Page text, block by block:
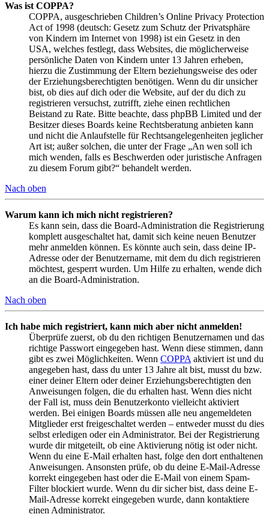
Was ist COPPA?
COPPA, ausgeschrieben Children’s Online Privacy Protection
Act of 1998 (deutsch: Gesetz zum Schutz der Privatsphäre
von Kindern im Internet von 1998) ist ein Gesetz in den
USA, welches festlegt, dass Websites, die möglicherweise
persönliche Daten von Kindern unter 13 Jahren erheben,
hierzu die Zustimmung der Eltern beziehungsweise des oder
der Erziehungsberechtigten benötigen. Wenn du dir unsicher
bist, ob dies auf dich oder die Website, auf der du dich zu
registrieren versuchst, zutrifft, ziehe einen rechtlichen
Beistand zu Rate. Bitte beachte, dass phpBB Limited und der
Besitzer dieses Boards keine Rechtsberatung anbieten kann
und nicht die Anlaufstelle für Rechtsangelegenheiten jeglicher
Art ist; außer solchen, die unter der Frage „An wen soll ich
mich wenden, falls es Beschwerden oder juristische Anfragen
zu diesem Forum gibt?“ behandelt werden.
Nach oben
Warum kann ich mich nicht registrieren?
Es kann sein, dass die Board-Administration die Registrierung
komplett ausgeschaltet hat, damit sich keine neuen Benutzer
mehr anmelden können. Es könnte auch sein, dass deine IP-
Adresse oder der Benutzername, mit dem du dich registrieren
möchtest, gesperrt wurden. Um Hilfe zu erhalten, wende dich
an die Board-Administration.
Nach oben
Ich habe mich registriert, kann mich aber nicht anmelden!
Überprüfe zuerst, ob du den richtigen Benutzernamen und das
richtige Passwort eingegeben hast. Wenn diese stimmen, dann
gibt es zwei Möglichkeiten. Wenn COPPA aktiviert ist und du
angegeben hast, dass du unter 13 Jahre alt bist, musst du bzw.
einer deiner Eltern oder deiner Erziehungsberechtigten den
Anweisungen folgen, die du erhalten hast. Wenn dies nicht
der Fall ist, muss dein Benutzerkonto vielleicht aktiviert
werden. Bei einigen Boards müssen alle neu angemeldeten
Mitglieder erst freigeschaltet werden – entweder musst du dies
selbst erledigen oder ein Administrator. Bei der Registrierung
wurde dir mitgeteilt, ob eine Aktivierung nötig ist oder nicht.
Wenn du eine E-Mail erhalten hast, folge den dort enthaltenen
Anweisungen. Ansonsten prüfe, ob du deine E-Mail-Adresse
korrekt eingegeben hast oder die E-Mail von einem Spam-
Filter blockiert wurde. Wenn du dir sicher bist, dass deine E-
Mail-Adresse korrekt eingegeben wurde, dann kontaktiere
einen Administrator.